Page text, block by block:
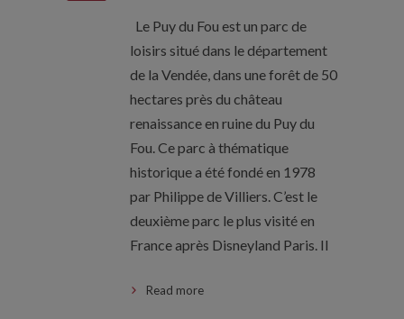
Le Puy du Fou est un parc de
loisirs situé dans le département
de la Vendée, dans une forêt de 50
hectares près du château
renaissance en ruine du Puy du
Fou. Ce parc à thématique
historique a été fondé en 1978
par Philippe de Villiers. C’est le
deuxième parc le plus visité en
France après Disneyland Paris. Il
Read more